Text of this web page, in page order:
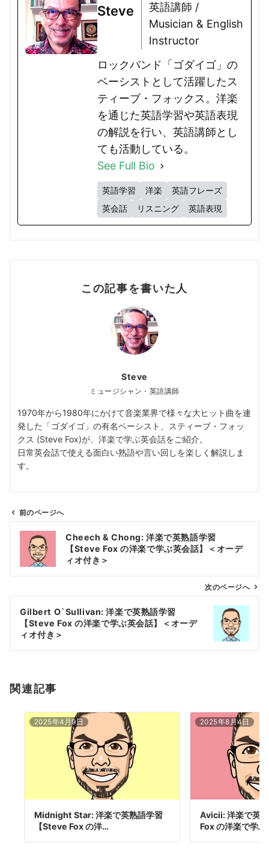
Steve
英語講師 /
Musician & English
Instructor
ロックバンド「ゴダイゴ」の
ベーシストとして活躍したス
ティーブ・フォックス。洋楽
を通じた英語学習や英語表現
の解説を行い、英語講師とし
ても活動している。
See Full Bio
英語学習 洋楽
英語フレーズ
英会話
リスニング 英語表現
この記事を書いた人
Steve
ミュージシャン・英語講師
1970年から1980年にかけて音楽業界で様々な大ヒット曲を連
発した「ゴダイゴ」の有名ベーシスト、スティーブ・フォッ
クス (Steve Fox)が、洋楽で学ぶ英会話をご紹介。
日常英会話で使える面白い熟語や言い回しを楽しく解説しま
す。
ビ
ン
前のページへ
Cheech & Chong: 洋楽で英熟語学習
【Steve Fox の洋楽で学ぶ英会話】＜オーデ
ィオ付き＞
次のページへ
Gilbert O`Sullivan: 洋楽で英熟語学習
【Steve Fox の洋楽で学ぶ英会話】＜オーデ
ィオ付き＞
関連記事
2025年4月9日
Midnight Star: 洋楽で英熟語学習
【Steve Fox の洋…
2025年8月4日
Avicii: 洋楽で英
Fox の洋楽で学